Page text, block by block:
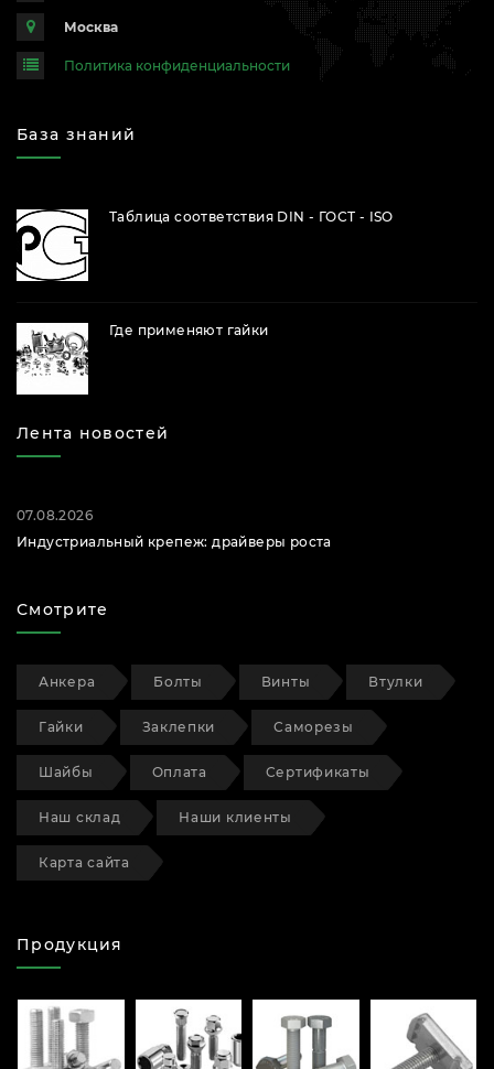
Москва
Политика конфиденциальности
База знаний
Таблица соответствия DIN - ГОСТ - ISO
Где применяют гайки
Лента новостей
07.08.2026
Индустриальный крепеж: драйверы роста
Смотрите
Анкера Болты Винты Втулки
Гайки Заклепки Саморезы
Шайбы Оплата Сертификаты
Наш склад Наши клиенты
Карта сайта
Продукция